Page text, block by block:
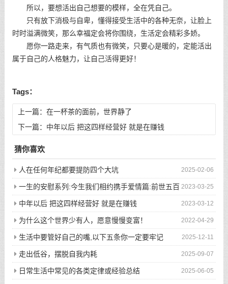
所以，要想活出自己想要的模样，全在凭自己。
只有放下消极与自卑，懂得接受生活中的各种无奈，让脸上
时时溢满微笑，那么幸福定会将你围绕，生活定会精彩多娇。
愿你一路走来，有气质也有微笑，只要心是暖的，定能活出
属于自己的人格魅力，让自己活得更好！
Tags：
上一篇： 在一杯茶的面前，世界静了
下一篇： 中年以后 把这四样经营好 就是在赚钱
猜你喜欢
2025-02-06
人在任何年纪都要提防四个大坑
2023-03-25
一生的安慰系列:今生我们相约携手爱情篇:前世五百
次的回眸才换来今生的相遇
2023-03-12
中年以后 把这四样经营好 就是在赚钱
2022-04-29
为什么这个世界少有人，愿意慢慢变富！
2025-12-11
生活中要管好自己的嘴,以下五条你一定要牢记
2025-09-07
走出低谷，摆脱自我内耗
2025-06-05
日常生活中常见的各类定律或经验总结